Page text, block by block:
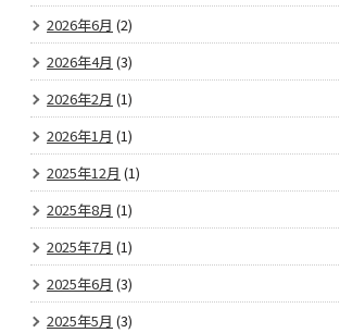
2026年6月 (2)
2026年4月 (3)
2026年2月 (1)
2026年1月 (1)
2025年12月 (1)
2025年8月 (1)
2025年7月 (1)
2025年6月 (3)
2025年5月 (3)